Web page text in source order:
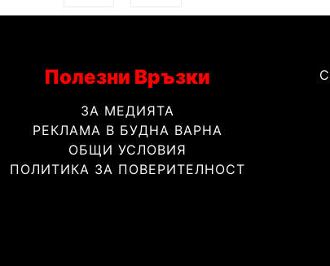
Полезни Връзки
ЗА МЕДИЯТА
РЕКЛАМА В БУДНА ВАРНА
ОБЩИ УСЛОВИЯ
ПОЛИТИКА ЗА ПОВЕРИТЕЛНОСТ